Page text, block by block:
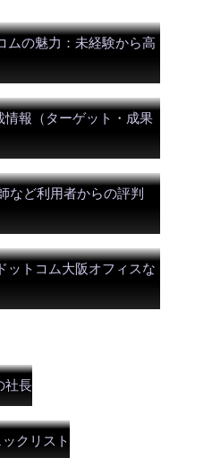
ムの魅力：未経験から高
情報（ターゲット・成果
など利用者からの評判
ットコム大阪オフィスな
社長
クリスト